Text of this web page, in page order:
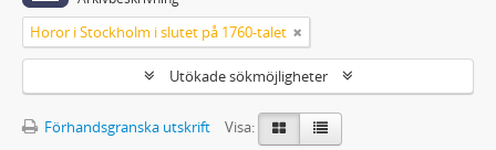
Horor i Stockholm i slutet på 1760-talet
Utökade sökmöjligheter
Förhandsgranska utskrift
Visa: